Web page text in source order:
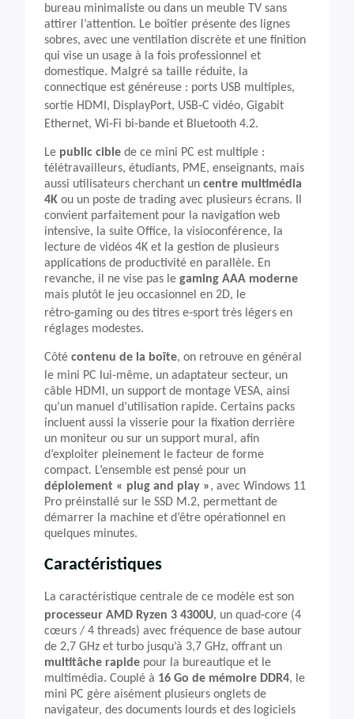
bureau minimaliste ou dans un meuble TV sans
attirer l’attention. Le boîtier présente des lignes
sobres, avec une ventilation discrète et une finition
qui vise un usage à la fois professionnel et
domestique. Malgré sa taille réduite, la
connectique est généreuse : ports USB multiples,
sortie HDMI, DisplayPort, USB‑C vidéo, Gigabit
Ethernet, Wi‑Fi bi-bande et Bluetooth 4.2.
Le public cible de ce mini PC est multiple :
télétravailleurs, étudiants, PME, enseignants, mais
aussi utilisateurs cherchant un centre multimédia
4K ou un poste de trading avec plusieurs écrans. Il
convient parfaitement pour la navigation web
intensive, la suite Office, la visioconférence, la
lecture de vidéos 4K et la gestion de plusieurs
applications de productivité en parallèle. En
revanche, il ne vise pas le gaming AAA moderne
mais plutôt le jeu occasionnel en 2D, le
rétro‑gaming ou des titres e‑sport très légers en
réglages modestes.
Côté contenu de la boîte, on retrouve en général
le mini PC lui‑même, un adaptateur secteur, un
câble HDMI, un support de montage VESA, ainsi
qu’un manuel d’utilisation rapide. Certains packs
incluent aussi la visserie pour la fixation derrière
un moniteur ou sur un support mural, afin
d’exploiter pleinement le facteur de forme
compact. L’ensemble est pensé pour un
déploiement « plug and play », avec Windows 11
Pro préinstallé sur le SSD M.2, permettant de
démarrer la machine et d’être opérationnel en
quelques minutes.
Caractéristiques
La caractéristique centrale de ce modèle est son
processeur AMD Ryzen 3 4300U, un quad‑core (4
cœurs / 4 threads) avec fréquence de base autour
de 2,7 GHz et turbo jusqu’à 3,7 GHz, offrant un
multitâche rapide pour la bureautique et le
multimédia. Couplé à 16 Go de mémoire DDR4, le
mini PC gère aisément plusieurs onglets de
navigateur, des documents lourds et des logiciels